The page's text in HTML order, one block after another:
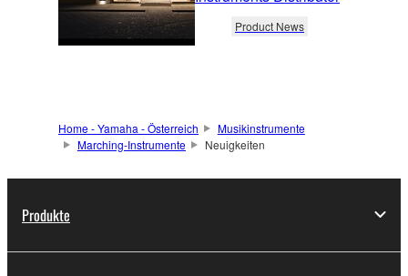
Product News
Home - Yamaha - Österreich
Musikinstrumente
Marching-Instrumente
Neuigkeiten
Produkte